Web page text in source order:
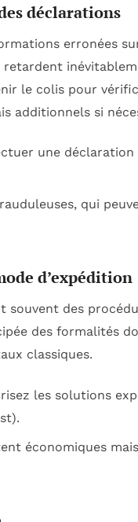
déclarations
erronées
le colis pour
additionnels si
une déclaration
qui
d’expédition
souvent des
des formalités
classiques.
les solutions
économiques